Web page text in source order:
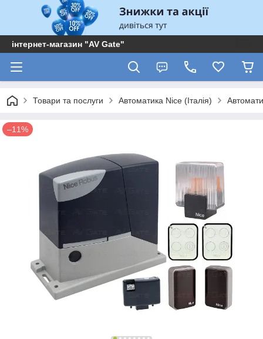
інтернет-магазин "AV Gate"
Товари та послуги Автоматика Nice (Італія)
–11%